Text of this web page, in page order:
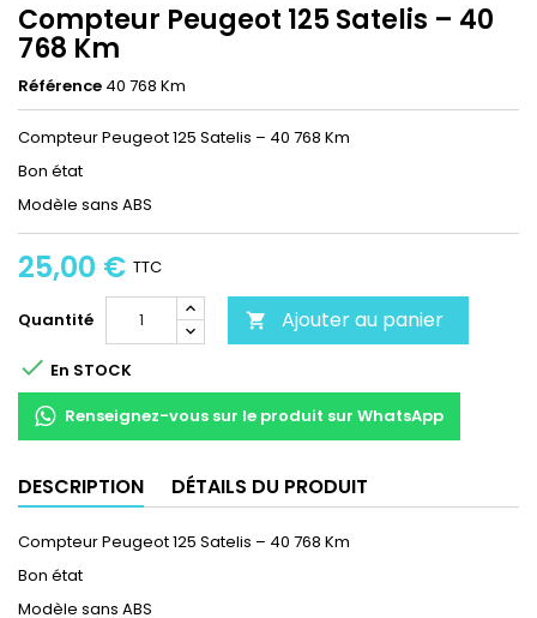
Compteur Peugeot 125 Satelis – 40
768 Km
Référence 40 768 Km
Compteur Peugeot 125 Satelis – 40 768 Km
Bon état
Modèle sans ABS
25,00 € TTC
Quantité  Ajouter au panier
 En STOCK
Renseignez-vous sur le produit sur WhatsApp
DESCRIPTION DÉTAILS DU PRODUIT
Compteur Peugeot 125 Satelis – 40 768 Km
Bon état
Modèle sans ABS